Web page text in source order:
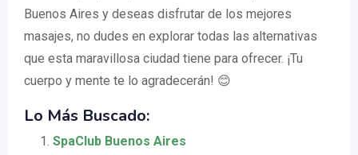
Buenos Aires y deseas disfrutar de los mejores
masajes, no dudes en explorar todas las alternativas
que esta maravillosa ciudad tiene para ofrecer. ¡Tu
cuerpo y mente te lo agradecerán! 😊
Lo Más Buscado:
SpaClub Buenos Aires